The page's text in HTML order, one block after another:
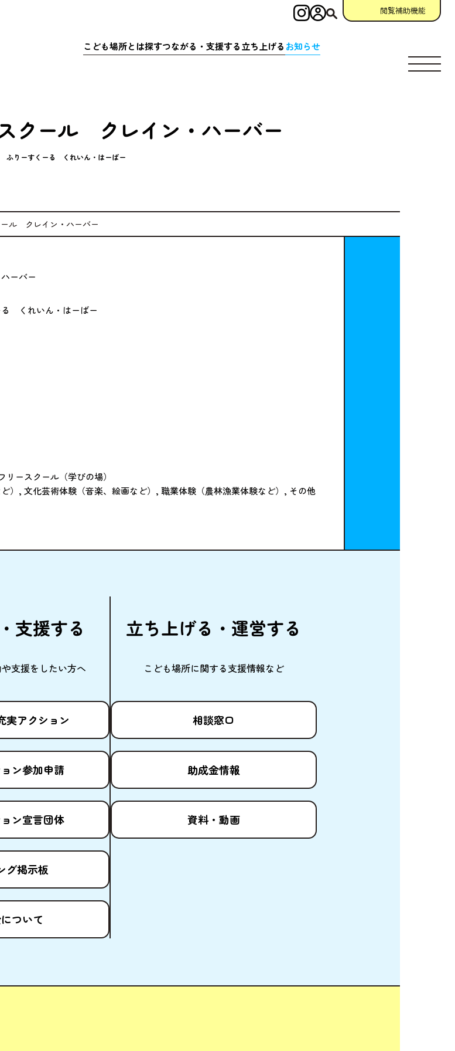
こども場所とは探す
体験・イベント一覧
つながる・ 支援する
充実 アクション 宣言 団体
立ち 上げる
資料 ・動画
お知らせ
インスタグラム
ログイン 閲覧補助機能
クール クレイン・ハーバー
ふりーすくーる くれいん・はーばー
ル クレイン・ハーバー
ーバー
くれいん・はーばー
ースクール（学びの場）
）, 文化芸術体験（音楽、絵画など）, 職業体験（農林漁業体験など）, その他
支援する
や支援をしたい方へ
実アクション
ン参加申請
ン宣言団体
グ掲示板
について
立ち上げる・ 運営する
こども場所に関する支援情報など
相談窓口
助成金情報
資料 ・ 動画